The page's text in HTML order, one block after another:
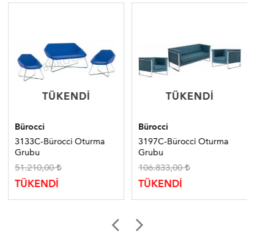
TÜKENDI
TÜKENDI
Bürocci
3133C-Bürocci Oturma
Grubu
51.210,00
TÜKENDİ
TÜKENDI
TÜKENDI
Bürocci
3197C-Bürocci Oturma
Grubu
106.833,00
TÜKENDİ